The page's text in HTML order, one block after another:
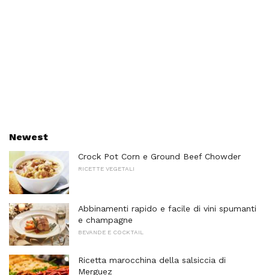
Newest
Crock Pot Corn e Ground Beef Chowder
RICETTE VEGETALI
Abbinamenti rapido e facile di vini spumanti
e champagne
BEVANDE E COCKTAIL
Ricetta marocchina della salsiccia di
Merguez